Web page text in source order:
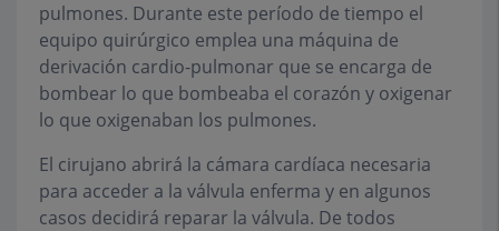
pulmones. Durante este período de tiempo el
equipo quirúrgico emplea una máquina de
derivación cardio-pulmonar que se encarga de
bombear lo que bombeaba el corazón y oxigenar
lo que oxigenaban los pulmones.
El cirujano abrirá la cámara cardíaca necesaria
para acceder a la válvula enferma y en algunos
casos decidirá reparar la válvula. De todos